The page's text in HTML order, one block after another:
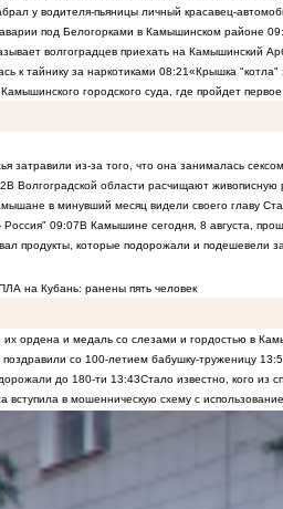
у водителя-пьяницы личный красавец-
под Белогорками в Камышинском районе
волгоградцев приехать на Камышинский
к тайнику за наркотиками 08:21«Крышка "котла"
городского суда, где пройдет
затравили из-за того, что она занималась
В Волгоградской области расчищают
в минувший месяц видели своего главу
Россия" 09:07В Камышине сегодня, 8 августа,
продукты, которые подорожали и подешевели
на Кубань: ранены пять человек
их ордена и медаль со слезами и гордостью в
со 100-летием бабушку-труженицу
до 180-ти 13:43Стало известно, кого из
вступила в мошенническую схему с